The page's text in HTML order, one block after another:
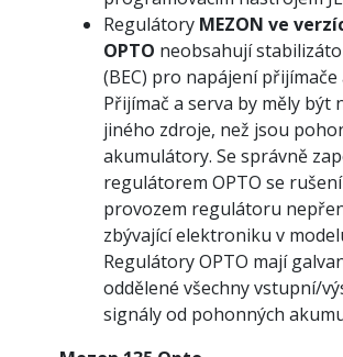
Regulátory MEZON ve
OPTO neobsahují
(BEC) pro napájení přijímače
Přijímač a serva by měly být
jiného zdroje, než jsou
akumulátory. Se správně
regulátorem OPTO se
provozem regulátoru
zbývající elektroniku v
Regulátory OPTO mají
oddělené všechny vstupní/
signály od pohonných